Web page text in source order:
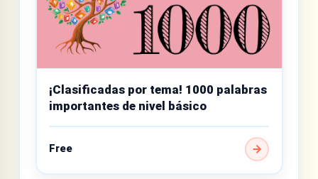
¡Clasificadas por tema! 1000 palabras
importantes de nivel básico
Free